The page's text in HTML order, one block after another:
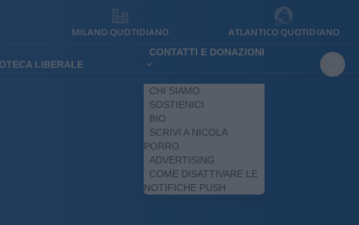
MILANO QUOTIDIANO ATLANTICO QUOTIDIANO
LIBERALE
CONTATTI E DONAZIONI
CHI SIAMO
SOSTIENICI
BIO
SCRIVI A NICOLA
PORRO
ADVERTISING
COME DISATTIVARE LE
NOTIFICHE PUSH